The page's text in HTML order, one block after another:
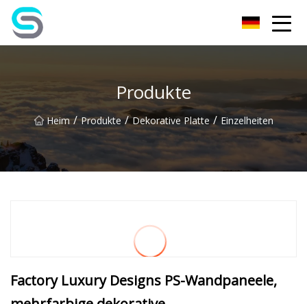
Produkte
Heim / Produkte / Dekorative Platte / Einzelheiten
Factory Luxury Designs PS-Wandpaneele,